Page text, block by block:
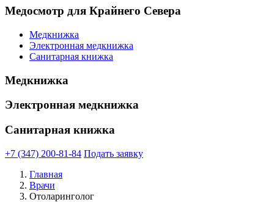
Медосмотр для Крайнего Севера
Медкнижка
Электронная медкнижка
Санитарная книжка
Медкнижка
Электронная медкнижка
Санитарная книжка
+7 (347) 200-81-84 Подать заявку
Главная
Врачи
Отоларинголог